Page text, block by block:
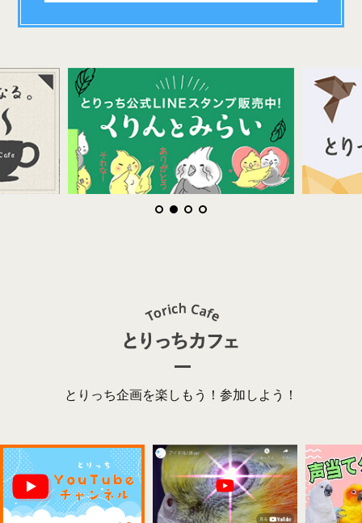
とりっち企画を楽しもう！参加しよう！